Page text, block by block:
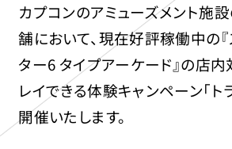
カプコンのアミューズメント施
舗において、現在好評稼働中の『
ター6 タイプアーケード』の店
レイできる体験キャンペーン「ト
開催いたします。